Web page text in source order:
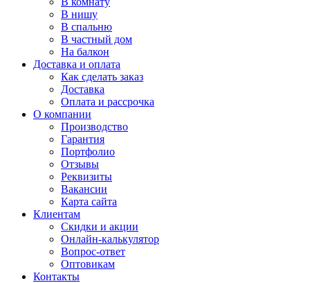
В нишу
В спальню
В частный дом
На балкон
Доставка и оплата
Как сделать заказ
Доставка
Оплата и рассрочка
О компании
Производство
Гарантия
Портфолио
Отзывы
Реквизиты
Вакансии
Карта сайта
Клиентам
Скидки и акции
Онлайн-калькулятор
Вопрос-ответ
Оптовикам
Контакты